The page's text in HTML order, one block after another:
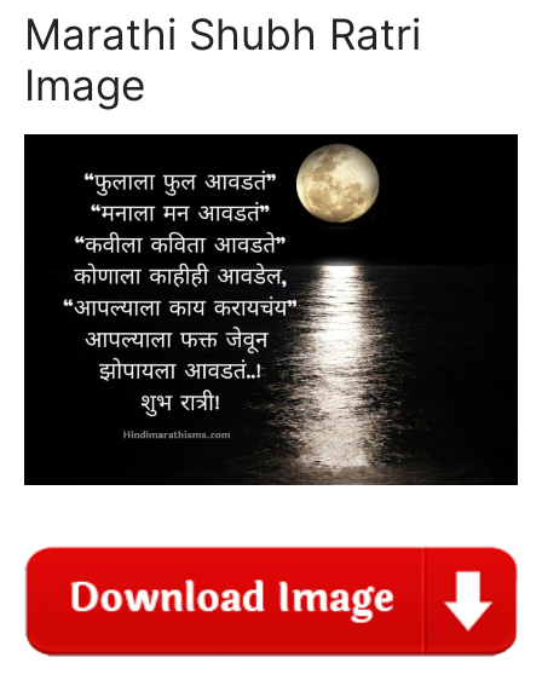
Marathi Shubh Ratri
Image